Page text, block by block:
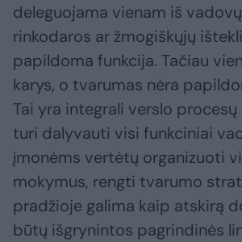
deleguojama vienam iš
rinkodaros ar žmogiškųjų
papildoma funkcija. Tačiau
karys, o tvarumas nėra
Tai yra integrali verslo
turi dalyvauti visi funkciniai
įmonėms vertėtų organizuoti
mokymus, rengti tvarumo
pradžioje galima kaip atskirą
būtų išgrynintos pagrindinės